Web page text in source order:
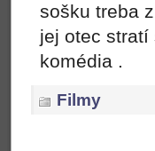
sošku treba
jej otec
komédia .
Filmy